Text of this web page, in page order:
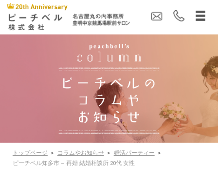
トップページ > コラムやお知らせ > 婚活パーティー >
ピーチベル知多市 – 再婚 結婚相談所 20代 女性